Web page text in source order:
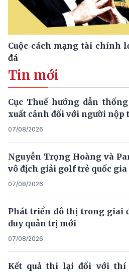
Cuộc cách mạng tài chính
đá
Tin mới
Cục Thuế hướng dẫn
xuất cảnh đối với người nộp
07/08/2026
Nguyễn Trọng Hoàng và
vô địch giải golf trẻ quốc gia
07/08/2026
Phát triển đô thị trong giai
duy quản trị mới
07/08/2026
Kết quả thi lại đối với thí